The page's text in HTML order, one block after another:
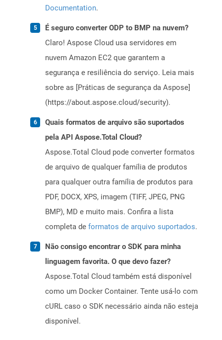
Documentation.
É seguro converter ODP to BMP na nuvem?
Claro! Aspose Cloud usa servidores em
nuvem Amazon EC2 que garantem a
segurança e resiliência do serviço. Leia mais
sobre as [Práticas de segurança da Aspose]
(https://about.aspose.cloud/security).
Quais formatos de arquivo são suportados
pela API Aspose.Total Cloud?
Aspose.Total Cloud pode converter formatos
de arquivo de qualquer família de produtos
para qualquer outra família de produtos para
PDF, DOCX, XPS, imagem (TIFF, JPEG, PNG
BMP), MD e muito mais. Confira a lista
completa de formatos de arquivo suportados.
Não consigo encontrar o SDK para minha
linguagem favorita. O que devo fazer?
Aspose.Total Cloud também está disponível
como um Docker Container. Tente usá-lo com
cURL caso o SDK necessário ainda não esteja
disponível.